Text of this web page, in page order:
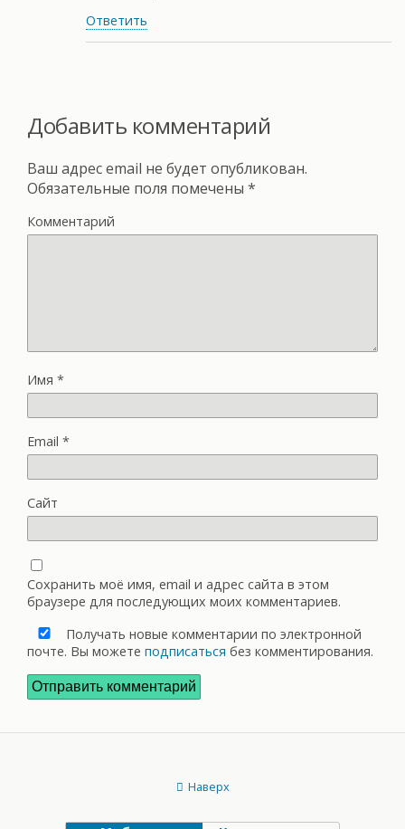
Ответить
Добавить комментарий
Ваш адрес email не будет опубликован.
Обязательные поля помечены *
Комментарий
Имя *
Email *
Сайт
Сохранить моё имя, email и адрес сайта в этом
браузере для последующих моих комментариев.
Получать новые комментарии по электронной
почте. Вы можете подписаться без комментирования.
Наверх